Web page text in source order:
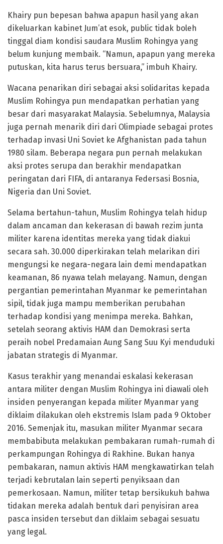
Khairy pun bepesan bahwa apapun hasil yang akan
dikeluarkan kabinet Jum’at esok, public tidak boleh
tinggal diam kondisi saudara Muslim Rohingya yang
belum kunjung membaik. “Namun, apapun yang mereka
putuskan, kita harus terus bersuara,” imbuh Khairy.
Wacana penarikan diri sebagai aksi solidaritas kepada
Muslim Rohingya pun mendapatkan perhatian yang
besar dari masyarakat Malaysia. Sebelumnya, Malaysia
juga pernah menarik diri dari Olimpiade sebagai protes
terhadap invasi Uni Soviet ke Afghanistan pada tahun
1980 silam. Beberapa negara pun pernah melakukan
aksi protes serupa dan berakhir mendapatkan
peringatan dari FIFA, di antaranya Federsasi Bosnia,
Nigeria dan Uni Soviet.
Selama bertahun-tahun, Muslim Rohingya telah hidup
dalam ancaman dan kekerasan di bawah rezim junta
militer karena identitas mereka yang tidak diakui
secara sah. 30.000 diperkirakan telah melarikan diri
mengungsi ke negara-negara lain demi mendapatkan
keamanan, 86 nyawa telah melayang. Namun, dengan
pergantian pemerintahan Myanmar ke pemerintahan
sipil, tidak juga mampu memberikan perubahan
terhadap kondisi yang menimpa mereka. Bahkan,
setelah seorang aktivis HAM dan Demokrasi serta
peraih nobel Predamaian Aung Sang Suu Kyi menduduki
jabatan strategis di Myanmar.
Kasus terakhir yang menandai eskalasi kekerasan
antara militer dengan Muslim Rohingya ini diawali oleh
insiden penyerangan kepada militer Myanmar yang
diklaim dilakukan oleh ekstremis Islam pada 9 Oktober
2016. Semenjak itu, masukan militer Myanmar secara
membabibuta melakukan pembakaran rumah-rumah di
perkampungan Rohingya di Rakhine. Bukan hanya
pembakaran, namun aktivis HAM mengkawatirkan telah
terjadi kebrutalan lain seperti penyiksaan dan
pemerkosaan. Namun, militer tetap bersikukuh bahwa
tidakan mereka adalah bentuk dari penyisiran area
pasca insiden tersebut dan diklaim sebagai sesuatu
yang legal.